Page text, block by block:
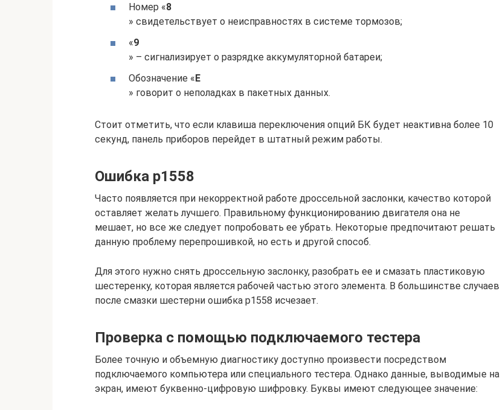
Номер «8
» свидетельствует о неисправностях в системе тормозов;
«9
» – сигнализирует о разрядке аккумуляторной батареи;
Обозначение « Е
» говорит о неполадках в пакетных данных.
Стоит отметить, что если клавиша переключения опций БК будет неактивна более 10
секунд, панель приборов перейдет в штатный режим работы.
Ошибка р1558
Часто появляется при некорректной работе дроссельной заслонки, качество которой
оставляет желать лучшего. Правильному функционированию двигателя она не
мешает, но все же следует попробовать ее убрать. Некоторые предпочитают решать
данную проблему перепрошивкой, но есть и другой способ.
Для этого нужно снять дроссельную заслонку, разобрать ее и смазать пластиковую
шестеренку, которая является рабочей частью этого элемента. В большинстве случаев
после смазки шестерни ошибка р1558 исчезает.
Проверка с помощью подключаемого тестера
Более точную и объемную диагностику доступно произвести посредством
подключаемого компьютера или специального тестера. Однако данные, выводимые на
экран, имеют буквенно-цифровую шифровку. Буквы имеют следующее значение: